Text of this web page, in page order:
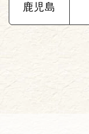
鹿児島